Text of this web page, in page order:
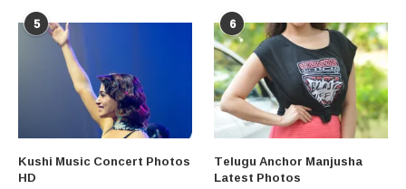
5
Kushi Music Concert Photos
HD
6
Telugu Anchor Manjusha
Latest Photos